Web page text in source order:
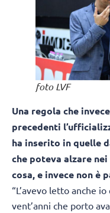
foto LVF
Una regola che
precedenti
ha inserito in quelle
che poteva alzare
cosa, e invece non è
“L’avevo letto anche
vent’anni che porto